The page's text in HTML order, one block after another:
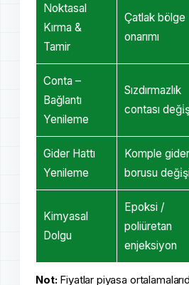
Noktasal
Kırma &
Tamir
Çatlak bölge
onarımı
Conta –
Bağlantı
Yenileme
Sızdırmazlık
contası
Gider Hattı
Yenileme
Komple gider
borusu
Kimyasal
Dolgu
Epoksi /
poliüretan
enjeksiyon
Not:Fiyatlar piyasa